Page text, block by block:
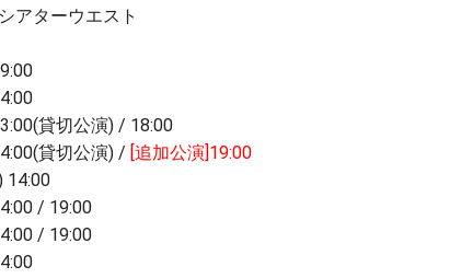
アターウエスト
貸切公演) / 18:00
貸切公演) / [追加公演]19:00
14:00
/ 19:00
/ 19:00